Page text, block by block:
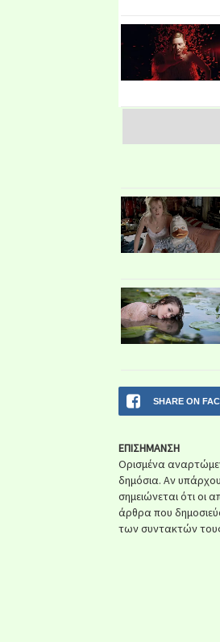
SHARE ON
ΕΠΙΣΗΜΑΝΣΗ
Ορισμένα
δημόσια. Αν
σημειώνεται ότι οι
άρθρα που
των συντακτών τους